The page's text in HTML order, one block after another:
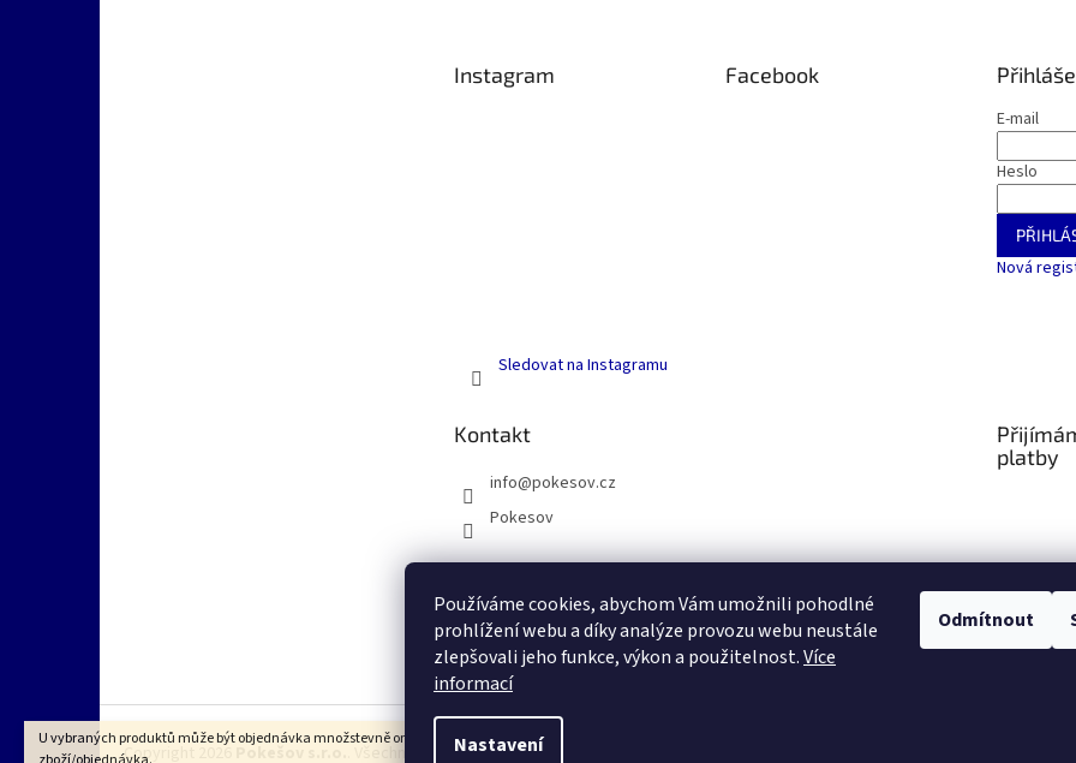
Používáme cookies, abychom Vám umožnili pohodlné
prohlížení webu a díky analýze provozu webu neustále
zlepšovali jeho funkce, výkon a použitelnost.Více
informací
Nastavení
Odmítnout
U vybraných produktů může být objednávka množstevně omezena dle VOP na 1ks
Instagram
Sledovat na Instagramu
Facebook
E-mail
Heslo
Nová
Kontakt
info@pokesov.cz
Pokesov
platby
SLOVNÍČEK POJMŮ
Copyright 2026 . Všechna práva vyhrazena.